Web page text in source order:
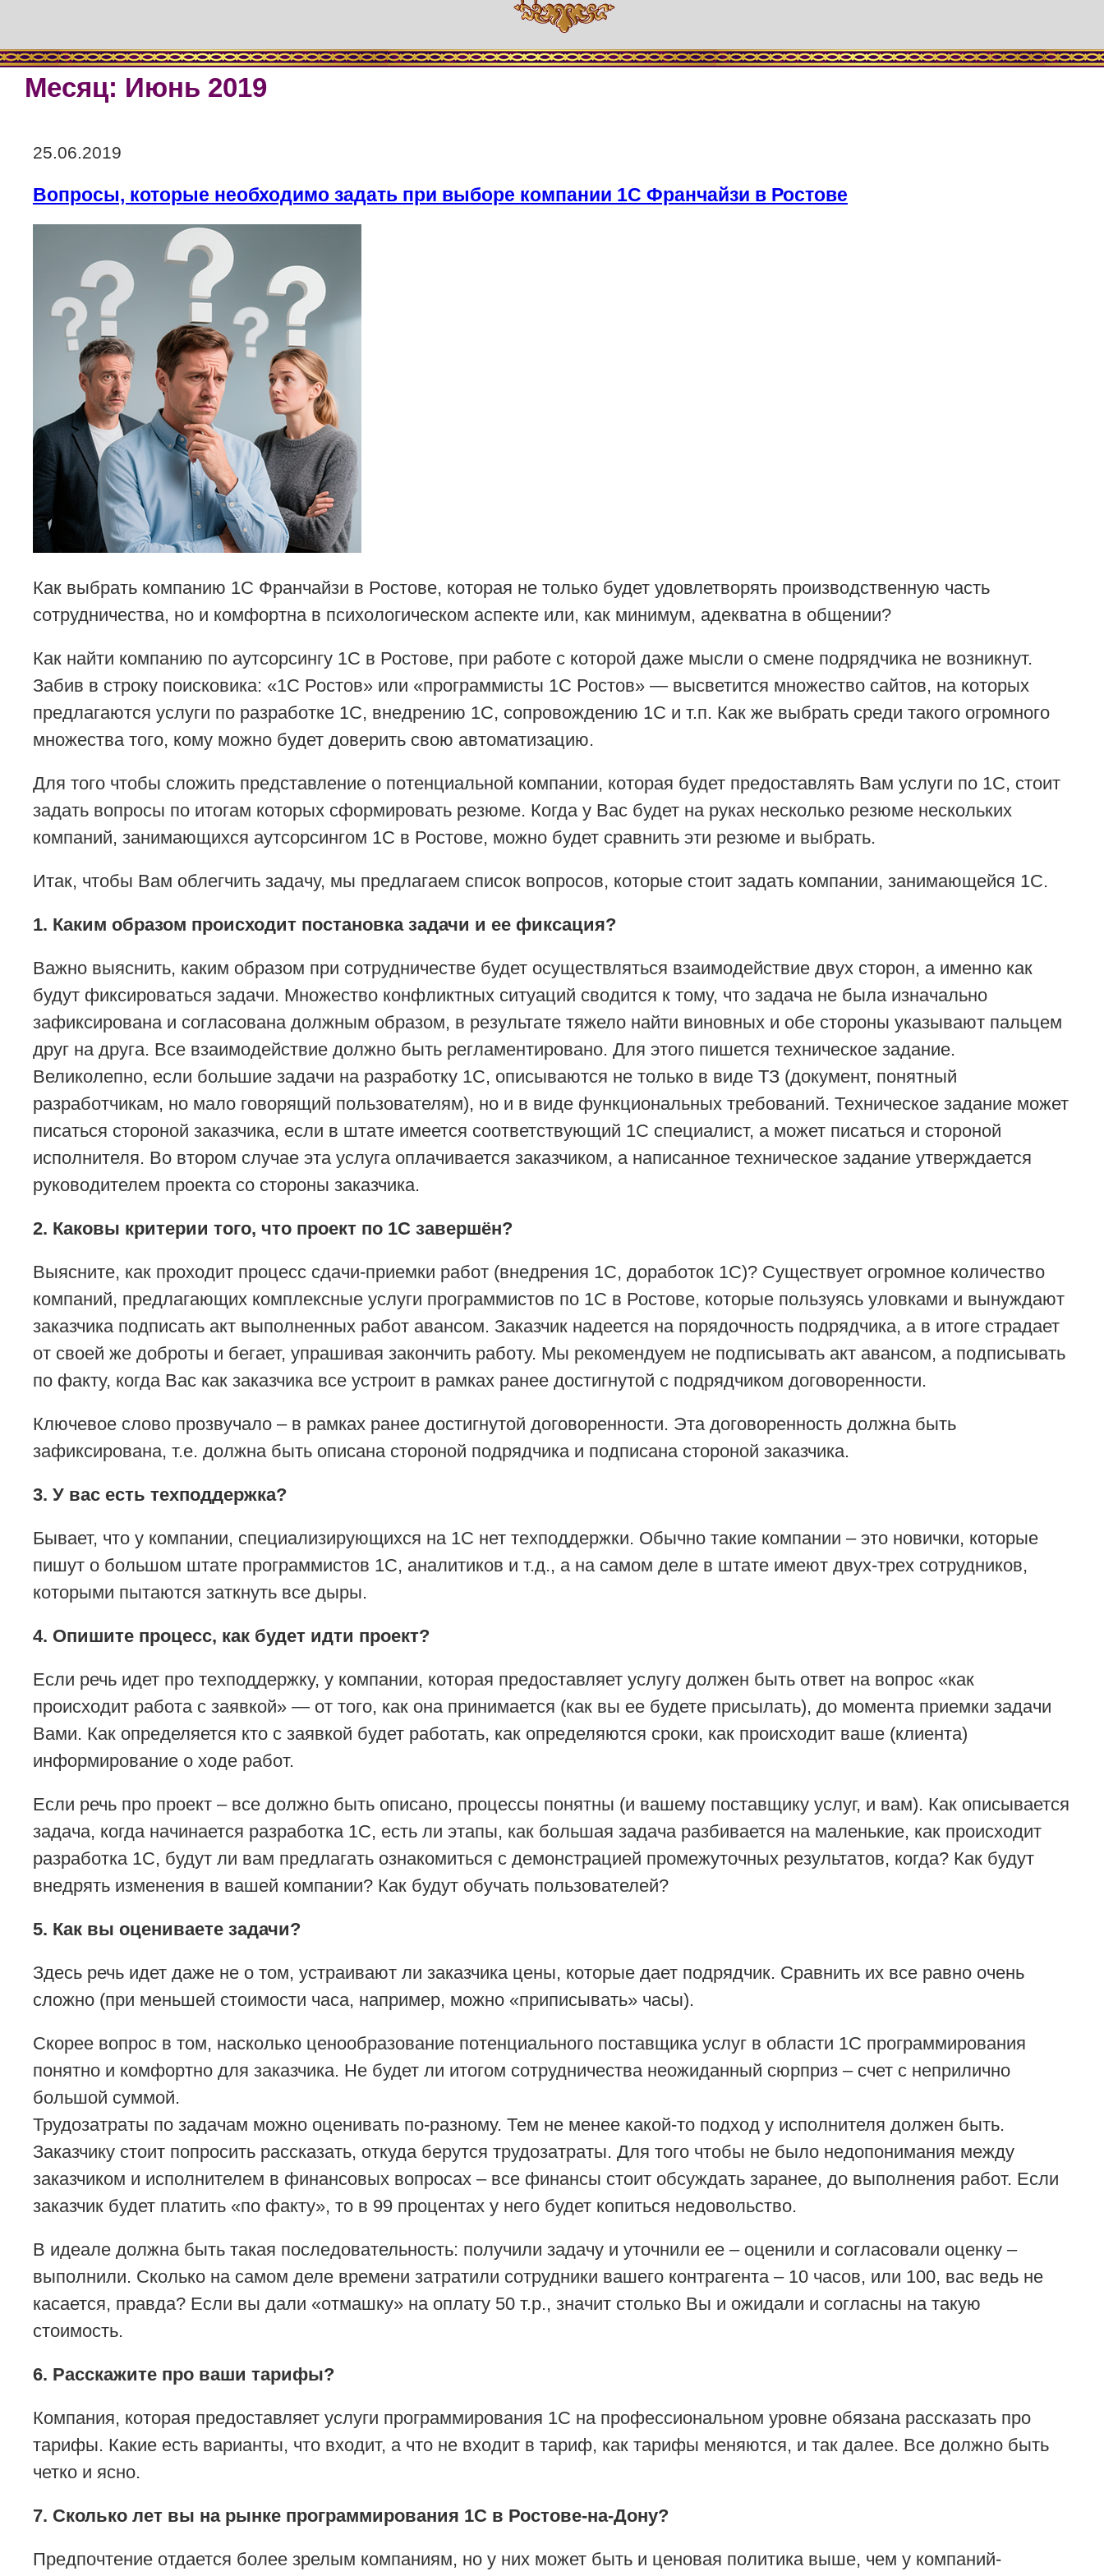
Месяц: Июнь 2019
Опубликовано
25.06.2019
Вопросы, которые необходимо задать при выборе компании 1С Франчайзи в Ростове
Как выбрать компанию 1С Франчайзи в Ростове, которая не только будет удовлетворять производственную часть
сотрудничества, но и комфортна в психологическом аспекте или, как минимум, адекватна в общении?
Как найти компанию по аутсорсингу 1С в Ростове, при работе с которой даже мысли о смене подрядчика не возникнут.
Забив в строку поисковика: «1С Ростов» или «программисты 1С Ростов» — высветится множество сайтов, на которых
предлагаются услуги по разработке 1С, внедрению 1С, сопровождению 1С и т.п. Как же выбрать среди такого огромного
множества того, кому можно будет доверить свою автоматизацию.
Для того чтобы сложить представление о потенциальной компании, которая будет предоставлять Вам услуги по 1С, стоит
задать вопросы по итогам которых сформировать резюме. Когда у Вас будет на руках несколько резюме нескольких
компаний, занимающихся аутсорсингом 1С в Ростове, можно будет сравнить эти резюме и выбрать.
Итак, чтобы Вам облегчить задачу, мы предлагаем список вопросов, которые стоит задать компании, занимающейся 1С.
1. Каким образом происходит постановка задачи и ее фиксация?
Важно выяснить, каким образом при сотрудничестве будет осуществляться взаимодействие двух сторон, а именно как
будут фиксироваться задачи. Множество конфликтных ситуаций сводится к тому, что задача не была изначально
зафиксирована и согласована должным образом, в результате тяжело найти виновных и обе стороны указывают пальцем
друг на друга. Все взаимодействие должно быть регламентировано. Для этого пишется техническое задание.
Великолепно, если большие задачи на разработку 1С, описываются не только в виде ТЗ (документ, понятный
разработчикам, но мало говорящий пользователям), но и в виде функциональных требований. Техническое задание может
писаться стороной заказчика, если в штате имеется соответствующий 1С специалист, а может писаться и стороной
исполнителя. Во втором случае эта услуга оплачивается заказчиком, а написанное техническое задание утверждается
руководителем проекта со стороны заказчика.
2. Каковы критерии того, что проект по 1С завершён?
Выясните, как проходит процесс сдачи-приемки работ (внедрения 1С, доработок 1С)? Существует огромное количество
компаний, предлагающих комплексные услуги программистов по 1С в Ростове, которые пользуясь уловками и вынуждают
заказчика подписать акт выполненных работ авансом. Заказчик надеется на порядочность подрядчика, а в итоге страдает
от своей же доброты и бегает, упрашивая закончить работу. Мы рекомендуем не подписывать акт авансом, а подписывать
по факту, когда Вас как заказчика все устроит в рамках ранее достигнутой с подрядчиком договоренности.
Ключевое слово прозвучало – в рамках ранее достигнутой договоренности. Эта договоренность должна быть
зафиксирована, т.е. должна быть описана стороной подрядчика и подписана стороной заказчика.
3. У вас есть техподдержка?
Бывает, что у компании, специализирующихся на 1С нет техподдержки. Обычно такие компании – это новички, которые
пишут о большом штате программистов 1С, аналитиков и т.д., а на самом деле в штате имеют двух-трех сотрудников,
которыми пытаются заткнуть все дыры.
4. Опишите процесс, как будет идти проект?
Если речь идет про техподдержку, у компании, которая предоставляет услугу должен быть ответ на вопрос «как
происходит работа с заявкой» — от того, как она принимается (как вы ее будете присылать), до момента приемки задачи
Вами. Как определяется кто с заявкой будет работать, как определяются сроки, как происходит ваше (клиента)
информирование о ходе работ.
Если речь про проект – все должно быть описано, процессы понятны (и вашему поставщику услуг, и вам). Как описывается
задача, когда начинается разработка 1С, есть ли этапы, как большая задача разбивается на маленькие, как происходит
разработка 1С, будут ли вам предлагать ознакомиться с демонстрацией промежуточных результатов, когда? Как будут
внедрять изменения в вашей компании? Как будут обучать пользователей?
5. Как вы оцениваете задачи?
Здесь речь идет даже не о том, устраивают ли заказчика цены, которые дает подрядчик. Сравнить их все равно очень
сложно (при меньшей стоимости часа, например, можно «приписывать» часы).
Скорее вопрос в том, насколько ценообразование потенциального поставщика услуг в области 1С программирования
понятно и комфортно для заказчика. Не будет ли итогом сотрудничества неожиданный сюрприз – счет с неприлично
большой суммой.
Трудозатраты по задачам можно оценивать по-разному. Тем не менее какой-то подход у исполнителя должен быть.
Заказчику стоит попросить рассказать, откуда берутся трудозатраты. Для того чтобы не было недопонимания между
заказчиком и исполнителем в финансовых вопросах – все финансы стоит обсуждать заранее, до выполнения работ. Если
заказчик будет платить «по факту», то в 99 процентах у него будет копиться недовольство.
В идеале должна быть такая последовательность: получили задачу и уточнили ее – оценили и согласовали оценку –
выполнили. Сколько на самом деле времени затратили сотрудники вашего контрагента – 10 часов, или 100, вас ведь не
касается, правда? Если вы дали «отмашку» на оплату 50 т.р., значит столько Вы и ожидали и согласны на такую
стоимость.
6. Расскажите про ваши тарифы?
Компания, которая предоставляет услуги программирования 1С на профессиональном уровне обязана рассказать про
тарифы. Какие есть варианты, что входит, а что не входит в тариф, как тарифы меняются, и так далее. Все должно быть
четко и ясно.
7. Сколько лет вы на рынке программирования 1С в Ростове-на-Дону?
Предпочтение отдается более зрелым компаниям, но у них может быть и ценовая политика выше, чем у компаний-